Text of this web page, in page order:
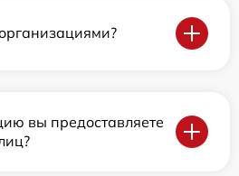
вы предоставляете